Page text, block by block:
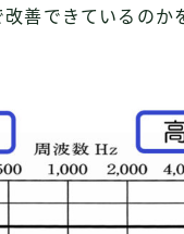
善できているのか